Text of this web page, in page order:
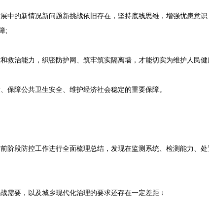
的新情况新问题新挑战依旧存在，坚持底线思维，增强忧患意识
;
治能力，织密防护网、筑牢筑实隔离墙，才能切实为维护人民健
障公共卫生安全、维护经济社会稳定的重要保障。
段防控工作进行全面梳理总结，发现在监测系统、检测能力、处
要，以及城乡现代化治理的要求还存在一定差距﹔